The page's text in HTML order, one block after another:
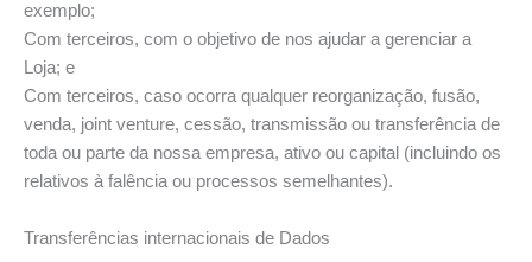
exemplo;
Com terceiros, com o objetivo de nos ajudar a gerenciar a
Loja; e
Com terceiros, caso ocorra qualquer reorganização, fusão,
venda, joint venture, cessão, transmissão ou transferência de
toda ou parte da nossa empresa, ativo ou capital (incluindo os
relativos à falência ou processos semelhantes).
Transferências internacionais de Dados